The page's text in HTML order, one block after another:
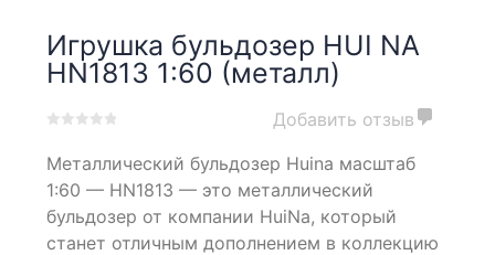
Игрушка бульдозер HUI NA
HN1813 1:60 (металл)
out
on
customer
Добавить отзыв
Металлический бульдозер Huina масштаб
1:60 — HN1813 — это металлический
бульдозер от компании HuiNa, который
станет отличным дополнением в коллекцию